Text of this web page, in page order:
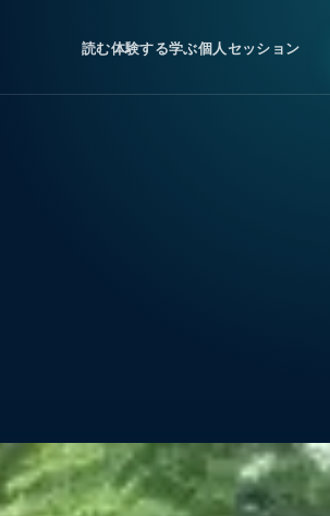
読む体験する学ぶ個人セッション